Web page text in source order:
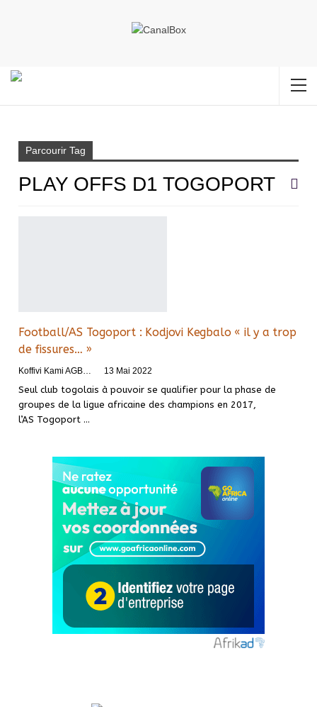
Parcourir Tag
PLAY OFFS D1 TOGOPORT
Football/AS Togoport : Kodjovi Kegbalo « il y a trop
de fissures… »
13 Mai 2022
Seul club togolais à pouvoir se qualifier pour la phase de
groupes de la ligue africaine des champions en 2017,
l’AS Togoport …